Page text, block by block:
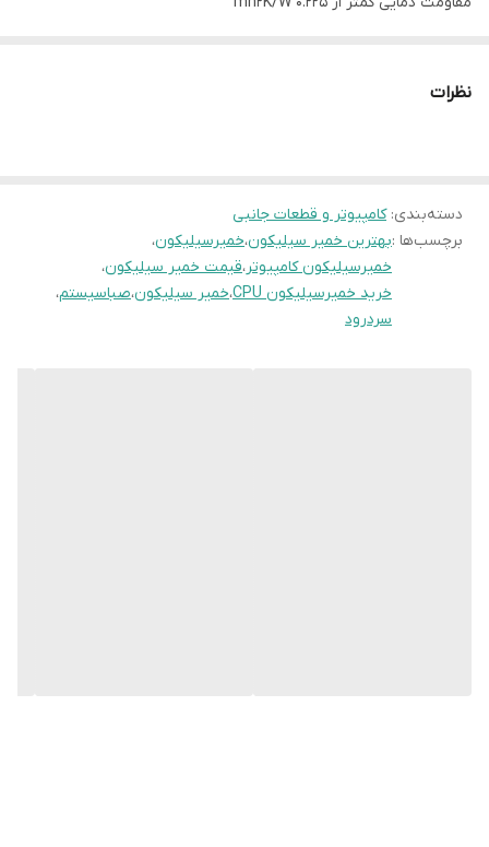
نظرات
دسته‌بندی:کامپیوتر و قطعات جانبی
برچسب‌ها :بهترین خمیر سیلیکون،خمیرسیلیکون،
خمیرسیلیکون کامپیوتر،قیمت خمیر سیلیکون،
خرید خمیرسیلیکون CPU
،خمیر سیلیکون،صباسیستم،
سردرود